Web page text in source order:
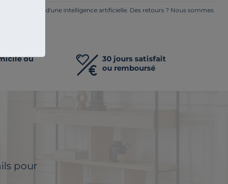
page à l'aide d'une intelligence artificielle. Des retours ? Nous sommes
ou
30 jours satisfait
ou remboursé
pour